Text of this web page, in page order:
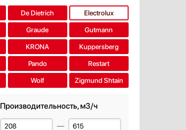
De Dietrich Electrolux
Graude Gutmann
KRONA Kuppersberg
Pando Restart
Wolf Zigmund Shtain
Производительность, м3/ч